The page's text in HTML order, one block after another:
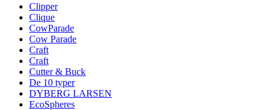
Clipper
Clique
CowParade
Cow Parade
Craft
Craft
Cutter & Buck
De 10 typer
DYBERG LARSEN
EcoSpheres